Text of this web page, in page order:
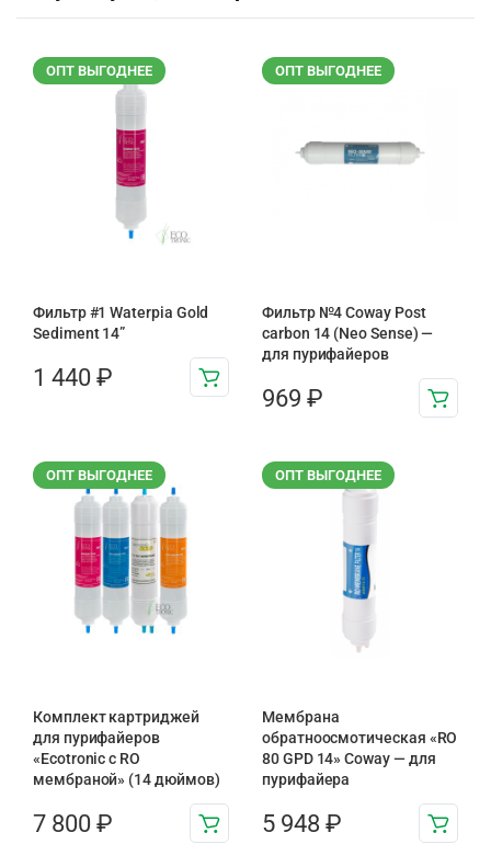
ОПТ ВЫГОДНЕЕ
Фильтр #1 Waterpia Gold
Sediment 14”
1 440 ₽
ОПТ ВЫГОДНЕЕ
Фильтр №4 Coway Post
carbon 14 (Neo Sense) —
для пурифайеров
969 ₽
ОПТ ВЫГОДНЕЕ
Комплект картриджей
для пурифайеров
«Ecotronic с RO
мембраной» (14 дюймов)
7 800 ₽
ОПТ ВЫГОДНЕЕ
Мембрана
обратноосмотическая «RO
80 GPD 14» Coway — для
пурифайера
5 948 ₽